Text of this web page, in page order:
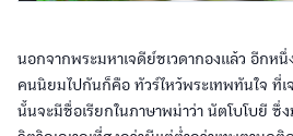
นอกจากพระมหาเจดีย์ชเวดากองแล้ว อีกห
คนนิยมไปกันก็คือ ทัวร์ไหว้พระเทพทันใจ ที่เ
นั้นจะมีชื่อเรียกในภาษาพม่าว่า นัตโบโบยี ซึ่